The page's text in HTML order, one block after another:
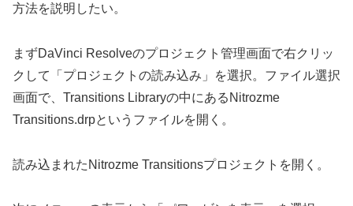
方法を説明したい。
まずDaVinci Resolveのプロジェクト管理画面で右クリッ
クして「プロジェクトの読み込み」を選択。ファイル選択
画面で、Transitions Libraryの中にあるNitrozme
Transitions.drpというファイルを開く。
読み込まれたNitrozme Transitionsプロジェクトを開く。